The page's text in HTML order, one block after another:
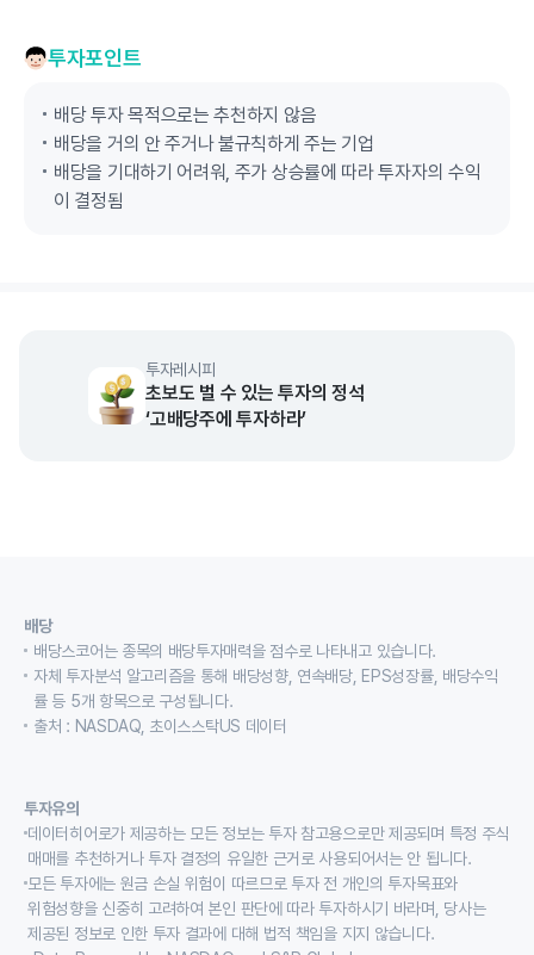
투자포인트
배당 투자 목적으로는 추천하지 않음
배당을 거의 안 주거나 불규칙하게 주는 기업
배당을 기대하기 어려워, 주가 상승률에 따라 투자자의 수익
이 결정됨
투자레시피
초보도 벌 수 있는 투자의 정석
‘고배당주에 투자하라’
배당
배당스코어는 종목의 배당투자매력을 점수로 나타내고 있습니다.
자체 투자분석 알고리즘을 통해 배당성향, 연속배당, EPS성장률, 배당수익
률 등 5개 항목으로 구성됩니다.
출처 : NASDAQ, 초이스스탁US 데이터
투자유의
데이터히어로가 제공하는 모든 정보는 투자 참고용으로만 제공되며 특정 주식
매매를 추천하거나 투자 결정의 유일한 근거로 사용되어서는 안 됩니다.
모든 투자에는 원금 손실 위험이 따르므로 투자 전 개인의 투자목표와
위험성향을 신중히 고려하여 본인 판단에 따라 투자하시기 바라며, 당사는
제공된 정보로 인한 투자 결과에 대해 법적 책임을 지지 않습니다.